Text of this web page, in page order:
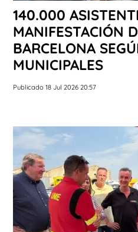
140.000
MANIFESTACIÓN
BARCELONA
MUNICIPALES
Publicado 18 Jul 2026 20:57